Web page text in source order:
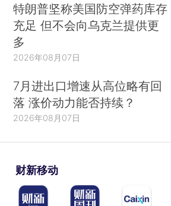
特朗普坚称美国防空弹药库存
充足 但不会向乌克兰提供更
多
2026年08月07日
7月进出口增速从高位略有回
落 涨价动力能否持续？
2026年08月07日
财新移动